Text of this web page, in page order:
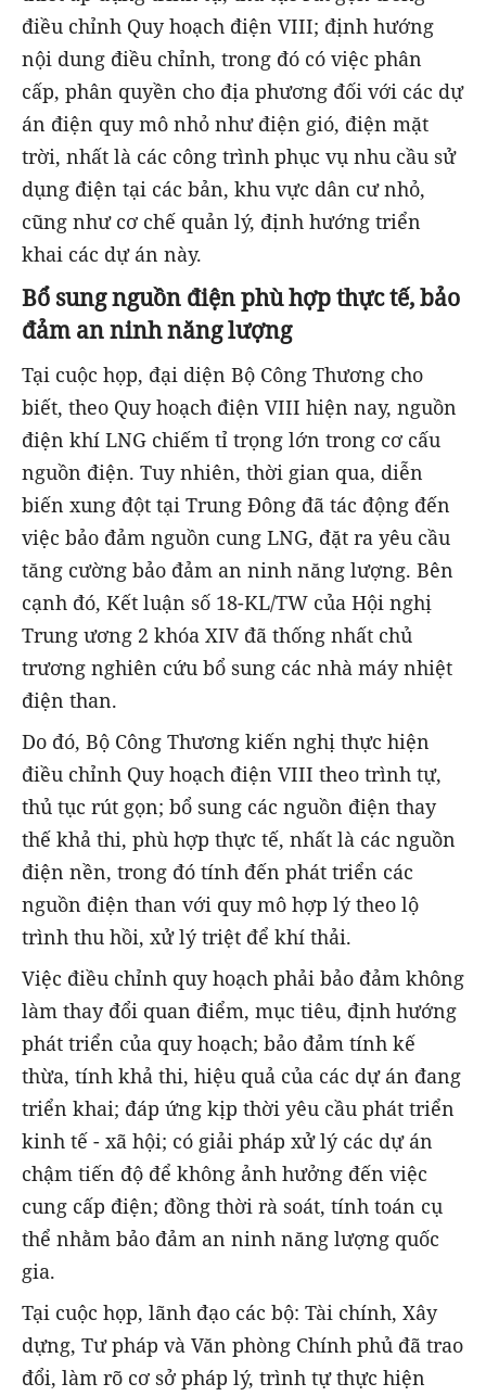
điều chỉnh Quy hoạch điện VIII; định hướng
nội dung điều chỉnh, trong đó có việc phân
cấp, phân quyền cho địa phương đối với các dự
án điện quy mô nhỏ như điện gió, điện mặt
trời, nhất là các công trình phục vụ nhu cầu sử
dụng điện tại các bản, khu vực dân cư nhỏ,
cũng như cơ chế quản lý, định hướng triển
khai các dự án này.
Bổ sung nguồn điện phù hợp thực tế, bảo
đảm an ninh năng lượng
Tại cuộc họp, đại diện Bộ Công Thương cho
biết, theo Quy hoạch điện VIII hiện nay, nguồn
điện khí LNG chiếm tỉ trọng lớn trong cơ cấu
nguồn điện. Tuy nhiên, thời gian qua, diễn
biến xung đột tại Trung Đông đã tác động đến
việc bảo đảm nguồn cung LNG, đặt ra yêu cầu
tăng cường bảo đảm an ninh năng lượng. Bên
cạnh đó, Kết luận số 18-KL/TW của Hội nghị
Trung ương 2 khóa XIV đã thống nhất chủ
trương nghiên cứu bổ sung các nhà máy nhiệt
điện than.
Do đó, Bộ Công Thương kiến nghị thực hiện
điều chỉnh Quy hoạch điện VIII theo trình tự,
thủ tục rút gọn; bổ sung các nguồn điện thay
thế khả thi, phù hợp thực tế, nhất là các nguồn
điện nền, trong đó tính đến phát triển các
nguồn điện than với quy mô hợp lý theo lộ
trình thu hồi, xử lý triệt để khí thải.
Việc điều chỉnh quy hoạch phải bảo đảm không
làm thay đổi quan điểm, mục tiêu, định hướng
phát triển của quy hoạch; bảo đảm tính kế
thừa, tính khả thi, hiệu quả của các dự án đang
triển khai; đáp ứng kịp thời yêu cầu phát triển
kinh tế - xã hội; có giải pháp xử lý các dự án
chậm tiến độ để không ảnh hưởng đến việc
cung cấp điện; đồng thời rà soát, tính toán cụ
thể nhằm bảo đảm an ninh năng lượng quốc
gia.
Tại cuộc họp, lãnh đạo các bộ: Tài chính, Xây
dựng, Tư pháp và Văn phòng Chính phủ đã trao
đổi, làm rõ cơ sở pháp lý, trình tự thực hiện